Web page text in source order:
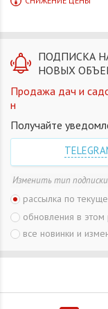
ПОДПИСКА
НОВЫХ
Продажа дач и
н
Получайте
Изменить тип подписки
рассылка по
обновления в этом
все новинки и